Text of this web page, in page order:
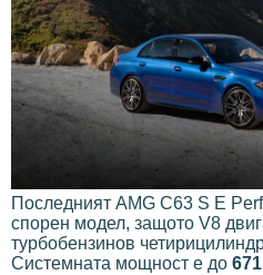
Последният AMG C63 S E
спорен модел, защото V8
турбобензинов
Системната мощност е до